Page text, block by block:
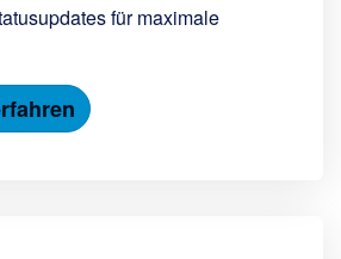
für maximale